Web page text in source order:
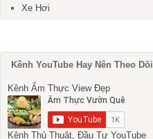
Xe Hơi
Kênh YouTube Hay Nên Theo Dõi
Kênh Ẩm Thực View Đẹp
Kênh Thủ Thuật, Đầu Tư YouTube